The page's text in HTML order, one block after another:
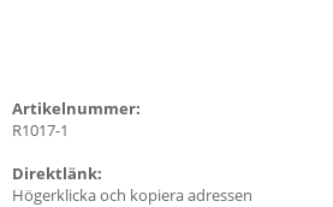
Artikelnummer:
R1017-1
Direktlänk:
Högerklicka och kopiera adressen